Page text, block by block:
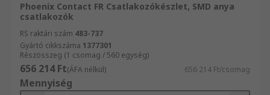
Phoenix Contact FR Csatlakozókészlet, SMD anya
csatlakozók
RS raktári szám 483-737
Gyártó cikkszáma 1377301
Részösszeg (1 csomag / 560 egység)
656 214 Ft(ÁFA nélkül) 656 214 Ft/csomag
Mennyiség